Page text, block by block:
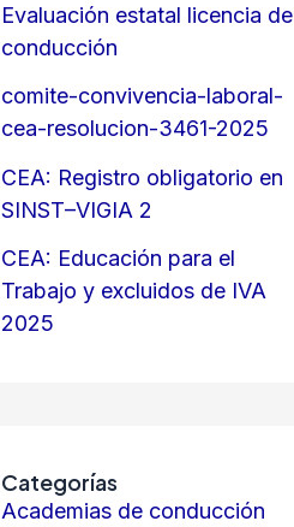
Evaluación estatal licencia de
conducción
comite-convivencia-laboral-
cea-resolucion-3461-2025
CEA: Registro obligatorio en
SINST–VIGIA 2
CEA: Educación para el
Trabajo y excluidos de IVA
2025
Categorías
Academias de conducción